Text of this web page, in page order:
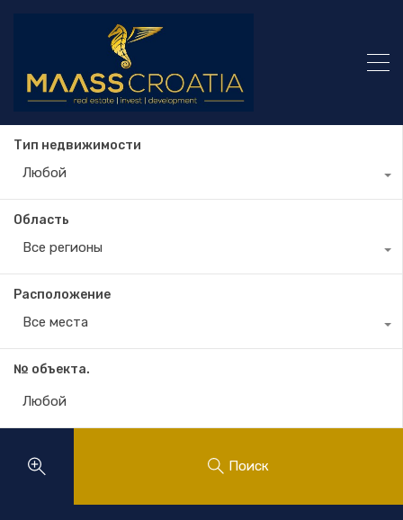
Тип недвижимости
Любой
Область
Все регионы
Расположение
Все места
№ объекта.
Поиск